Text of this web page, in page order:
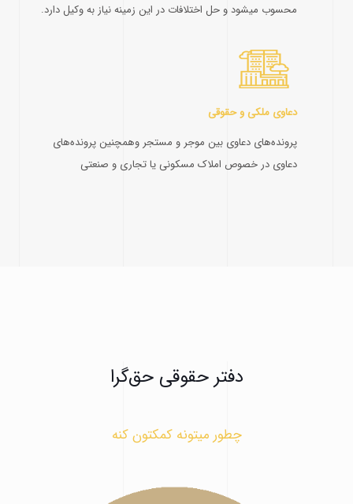
محسوب میشود و حل اختلافات در این زمینه نیاز به وکیل دارد.
دعاوی ملکی و حقوقی
پرونده‌های دعاوی بین موجر و مستجر وهمچنین پرونده‌های
دعاوی در خصوص املاک مسکونی یا تجاری و صنعتی
دفتر حقوقی حق‌گرا
چطور میتونه کمکتون کنه